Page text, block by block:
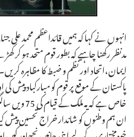
انہوں نے کہا کہ ہمیں قائداعظم محمد
مدنظر رکھنا چاہیے کہ بطور قوم متحد ہو
ایمان،اتحاد اور نظم و ضبط کا مظاہرہ
پاکستان کے موقع پر قوم کو مبارکباد پیش
خاص ہے کہ
ان ہم وطنوں کو شاندار خراج تحسین پیش